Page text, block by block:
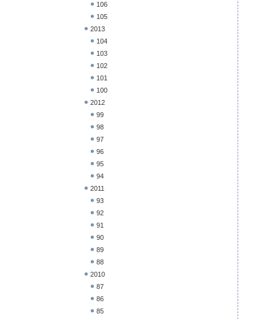
106
105
2013
104
103
102
101
100
2012
99
98
97
96
95
94
2011
93
92
91
90
89
88
2010
87
86
85